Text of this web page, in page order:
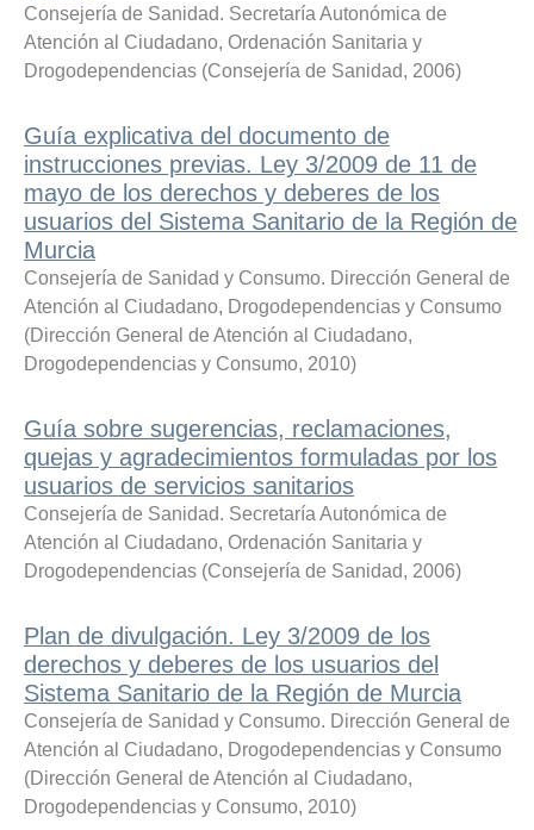
Consejería de Sanidad. Secretaría Autonómica de
Atención al Ciudadano, Ordenación Sanitaria y
Drogodependencias (Consejería de Sanidad, 2006)
Guía explicativa del documento de
instrucciones previas. Ley 3/2009 de 11 de
mayo de los derechos y deberes de los
usuarios del Sistema Sanitario de la Región de
Murcia
Consejería de Sanidad y Consumo. Dirección General de
Atención al Ciudadano, Drogodependencias y Consumo
(Dirección General de Atención al Ciudadano,
Drogodependencias y Consumo, 2010)
Guía sobre sugerencias, reclamaciones,
quejas y agradecimientos formuladas por los
usuarios de servicios sanitarios
Consejería de Sanidad. Secretaría Autonómica de
Atención al Ciudadano, Ordenación Sanitaria y
Drogodependencias (Consejería de Sanidad, 2006)
Plan de divulgación. Ley 3/2009 de los
derechos y deberes de los usuarios del
Sistema Sanitario de la Región de Murcia
Consejería de Sanidad y Consumo. Dirección General de
Atención al Ciudadano, Drogodependencias y Consumo
(Dirección General de Atención al Ciudadano,
Drogodependencias y Consumo, 2010)